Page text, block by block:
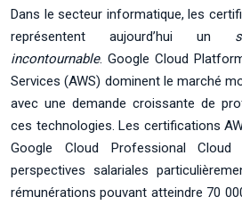
Dans le secteur informatique, les
représentent aujourd’hui un
incontournable. Google Cloud
Services (AWS) dominent le marché
avec une demande croissante de
ces technologies. Les certifications
Google Cloud Professional
perspectives salariales
rémunérations pouvant atteindre 70